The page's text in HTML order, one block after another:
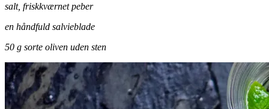
salt, friskkværnet peber
en håndfuld salvieblade
50 g sorte oliven uden sten